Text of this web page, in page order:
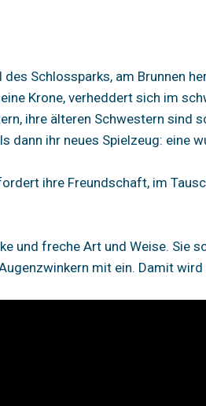
Schlossparks, am Brunnen
Krone, verheddert sich im
ihre älteren Schwestern sind
dann ihr neues Spielzeug: eine
ihre Freundschaft, im
und freche Art und Weise. Sie
mit ein. Damit